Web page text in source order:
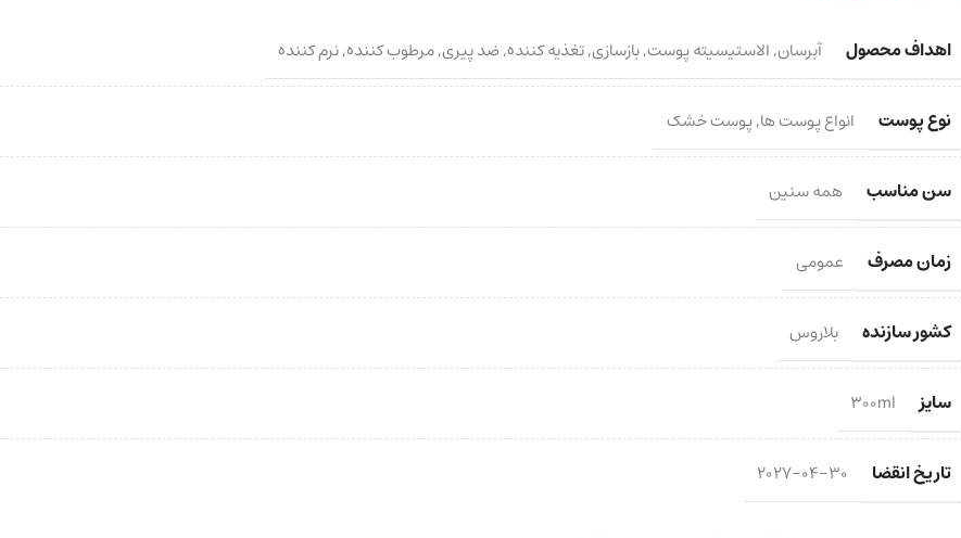
اهداف محصول آبرسان,الاستیسیته پوست,بازسازی,تغذیه کننده,ضد پیری,مرطوب کننده,نرم کننده
نوع پوست انواع پوست ها,پوست خشک
سن مناسب همه سنین
زمان مصرف عمومی
کشور سازنده بلاروس
سایز 300ml
تاریخ انقضا 2027-04-30